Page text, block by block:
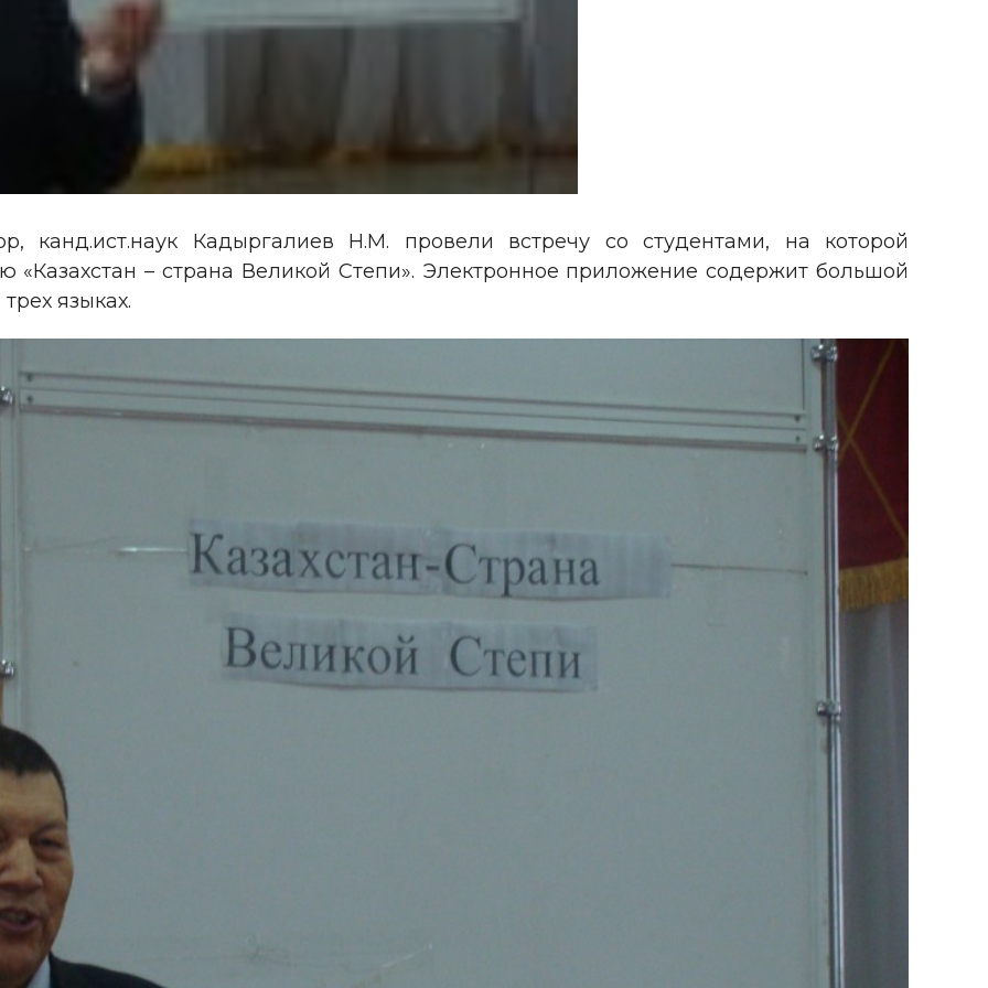
канд.ист.наук Кадыргалиев Н.М. провели встречу со студентами, на которой
– страна Великой Степи». Электронное приложение содержит большой
языках.